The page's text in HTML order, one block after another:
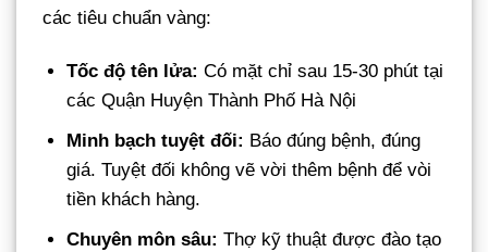
các tiêu chuẩn vàng:
Tốc độ tên lửa: Có mặt chỉ sau 15-30 phút tại
các Quận Huyện Thành Phố Hà Nội
Minh bạch tuyệt đối: Báo đúng bệnh, đúng
giá. Tuyệt đối không vẽ vời thêm bệnh để vòi
tiền khách hàng.
Chuyên môn sâu: Thợ kỹ thuật được đào tạo